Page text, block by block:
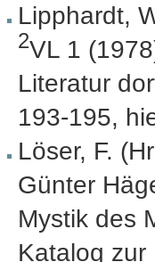
Lipphardt,
2VL 1
Literatur
193-195,
Löser, F.
Günter
Mystik des
Katalog